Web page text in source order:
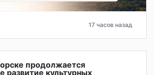
17 часов назад
продолжается
развитие культурных